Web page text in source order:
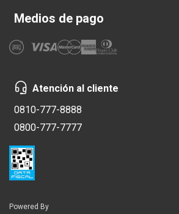
Medios de pago
Atención al cliente
0810-777-8888
0800-777-7777
Powered By